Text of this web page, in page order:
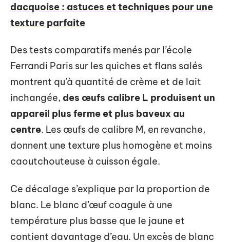
dacquoise : astuces et techniques pour une
texture parfaite
Des tests comparatifs menés par l’école
Ferrandi Paris sur les quiches et flans salés
montrent qu’à quantité de crème et de lait
inchangée, des œufs calibre L produisent un
appareil plus ferme et plus baveux au
centre. Les œufs de calibre M, en revanche,
donnent une texture plus homogène et moins
caoutchouteuse à cuisson égale.
Ce décalage s’explique par la proportion de
blanc. Le blanc d’œuf coagule à une
température plus basse que le jaune et
contient davantage d’eau. Un excès de blanc